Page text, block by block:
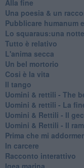
Alla fine
Una poesia & un
Pubblicare humanum
Lo squaraus:una
Tutto è relativo
L'anima secca
Un bel mortorio
Cosi è la vita
Il tango
​Uomini & rettili - The
​Uomini & rettili - La
Uomini & Rettili - Il
Uomini & Rettili - Il
Prima che mi
In carcere
Racconto interattivo
Igea marina